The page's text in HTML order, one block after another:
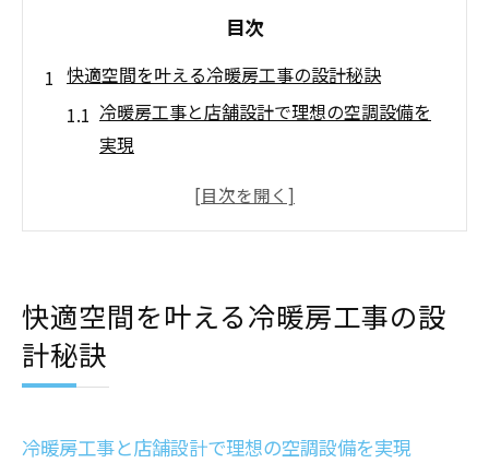
目次
快適空間を叶える冷暖房工事の設計秘訣
冷暖房工事と店舗設計で理想の空調設備を
実現
大阪の空調設備会社を選ぶ設計のコツ
空調設備工事の進め方と失敗しない秘訣
店舗設計に役立つ空調設備選びのポイント
冷暖房工事の失敗を防ぐ選び方のコツ
快適空間を叶える冷暖房工事の設
計秘訣
冷暖房工事と店舗設計で理想の空調設備を実現